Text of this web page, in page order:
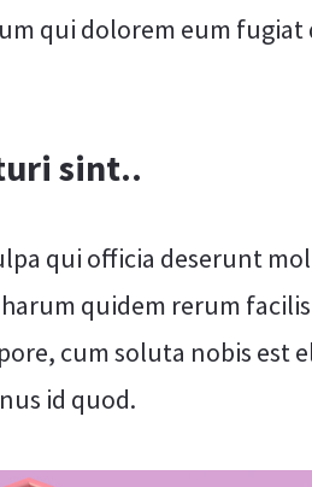
qui dolorem eum fugiat
sint..
qui officia deserunt
quidem rerum
cum soluta nobis est
id quod.